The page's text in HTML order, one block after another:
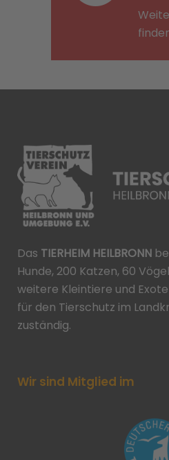
Das TIERHEIM HEILBRONN
Hunde, 200 Katzen, 60
weitere Kleintiere und
für den Tierschutz im
zuständig.
Wir sind Mitglied im